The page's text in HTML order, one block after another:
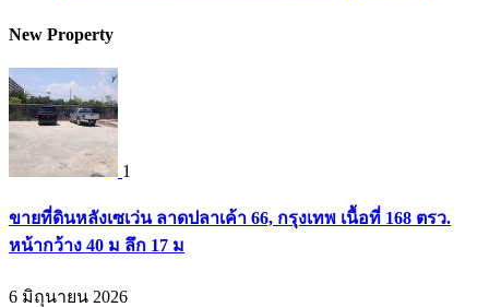
New Property
1
ขายที่ดินหลังเซเว่น ลาดปลาเค้า 66, กรุงเทพ เนื้อที่ 168 ตรว.
หน้ากว้าง 40 ม ลึก 17 ม
6 มิถุนายน 2026